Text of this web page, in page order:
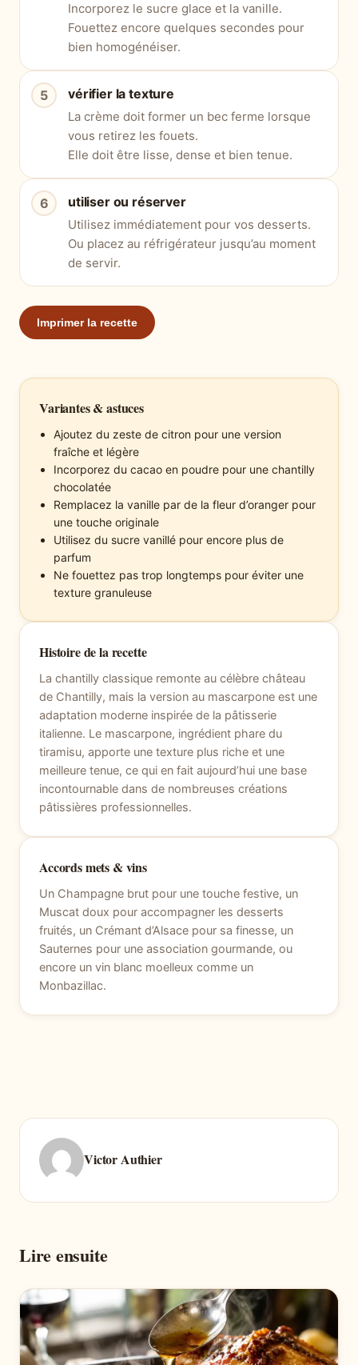
Incorporez le sucre glace et la vanille.
Fouettez encore quelques secondes pour
bien homogénéiser.
vérifier la texture
La crème doit former un bec ferme lorsque
vous retirez les fouets.
Elle doit être lisse, dense et bien tenue.
utiliser ou réserver
Utilisez immédiatement pour vos desserts.
Ou placez au réfrigérateur jusqu’au moment
de servir.
Imprimer la recette
Variantes & astuces
Ajoutez du zeste de citron pour une version
fraîche et légère
Incorporez du cacao en poudre pour une chantilly
chocolatée
Remplacez la vanille par de la fleur d’oranger pour
une touche originale
Utilisez du sucre vanillé pour encore plus de
parfum
Ne fouettez pas trop longtemps pour éviter une
texture granuleuse
Histoire de la recette
La chantilly classique remonte au célèbre château
de Chantilly, mais la version au mascarpone est une
adaptation moderne inspirée de la pâtisserie
italienne. Le mascarpone, ingrédient phare du
tiramisu, apporte une texture plus riche et une
meilleure tenue, ce qui en fait aujourd’hui une base
incontournable dans de nombreuses créations
pâtissières professionnelles.
Accords mets & vins
Un Champagne brut pour une touche festive, un
Muscat doux pour accompagner les desserts
fruités, un Crémant d’Alsace pour sa finesse, un
Sauternes pour une association gourmande, ou
encore un vin blanc moelleux comme un
Monbazillac.
Victor Authier
Lire ensuite